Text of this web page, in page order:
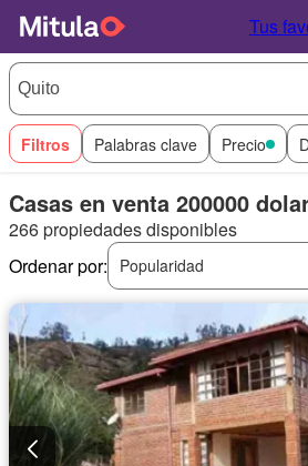
Tus
Filtros Palabras clave Precio
Casas en venta 200000
266 propiedades disponibles
Ordenar por:
Popularidad